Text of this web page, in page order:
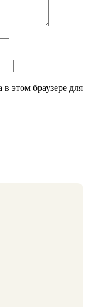
этом браузере для